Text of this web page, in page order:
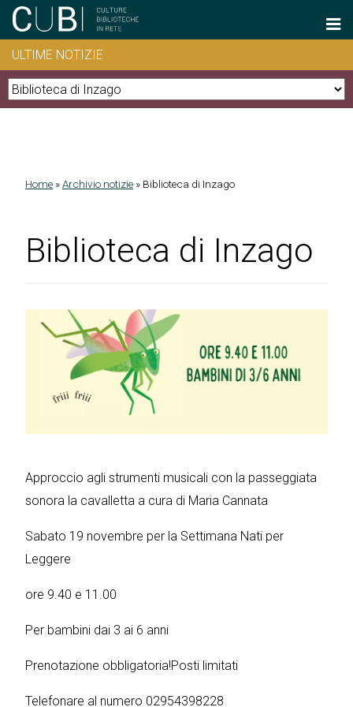
Salta al contenuto principale
ULTIME NOTIZIE
Home »Archivio notizie » Biblioteca di Inzago
Biblioteca di Inzago
Approccio agli strumenti musicali con la passeggiata
sonora la cavalletta a cura di Maria Cannata
Sabato 19 novembre per la Settimana Nati per
Leggere
ore 9.40 e 11.00
Per bambini dai 3 ai 6 anni
Prenotazione obbligatoria!Posti limitati
Telefonare al numero 02954398228